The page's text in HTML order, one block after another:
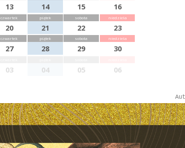
13 14 15 16
czwartek
20
piątek
21
sobota
22
niedziela
23
czwartek
27
piątek
28
sobota
29
niedziela
30
03 04 05 06